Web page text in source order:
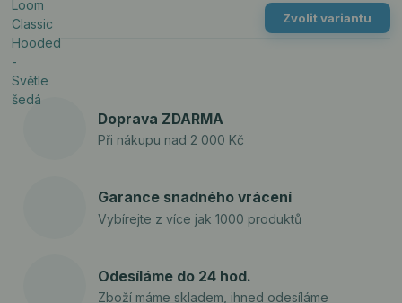
Zvolit variantu
Doprava ZDARMA
Při nákupu nad 2 000 Kč
Garance snadného vrácení
Vybírejte z více jak 1000 produktů
Odesíláme do 24 hod.
Zboží máme skladem, ihned odesíláme